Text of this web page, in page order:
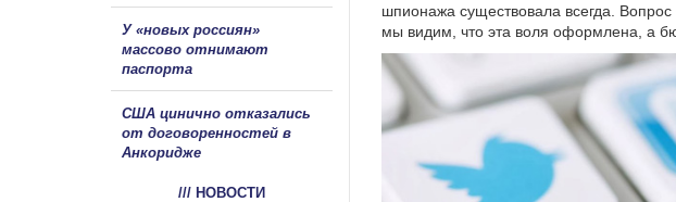
шпионажа существовала всегда.
мы видим, что эта воля оформлена, а
У «новых россиян»
массово отнимают
паспорта
США цинично отказались
от договоренностей в
Анкоридже
/// НОВОСТИ